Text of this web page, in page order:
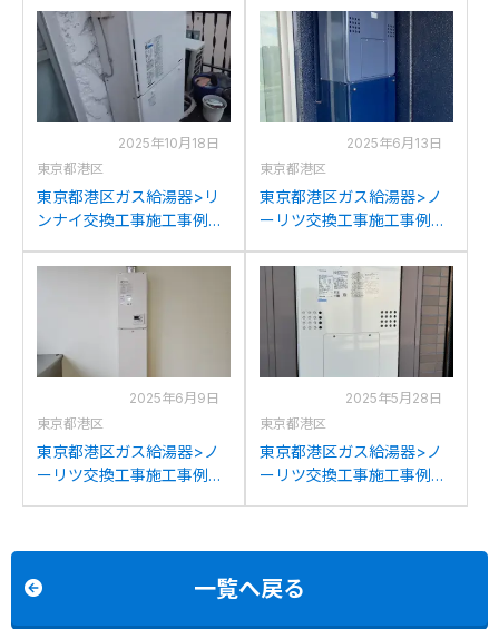
からノーリツGT-2070AW-
T BLへの交換
からリンナイRUF-
SA2005SAW(A)への交換
2025年10月18日
東京都港区
東京都港区ガス給湯器>リ
ンナイ交換工事施工事例：
リンナイRUF-205SAW(B)
2025年6月13日
東京都港区
東京都港区ガス給湯器>ノ
ーリツ交換工事施工事例：
2434AWX3H-Tからノーリ
ツGTH-2454AW3H-T BLへ
の交換
2025年6月9日
東京都港区
東京都港区ガス給湯器>ノ
ーリツ交換工事施工事例：
2025年5月28日
東京都港区
東京都港区ガス給湯器>ノ
ーリツ交換工事施工事例：
一覧へ戻る